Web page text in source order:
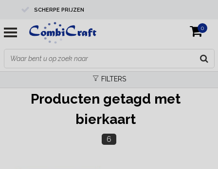
SCHERPE PRIJZEN
PROFESSIONELE KWALITEIT
EXPERTS IN MAATWERK
0
FILTERS
Producten getagd met
bierkaart
6